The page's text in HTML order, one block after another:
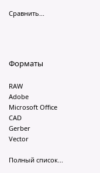
Сравнить...
Форматы
RAW
Adobe
Microsoft Office
CAD
Gerber
Vector
Полный список...